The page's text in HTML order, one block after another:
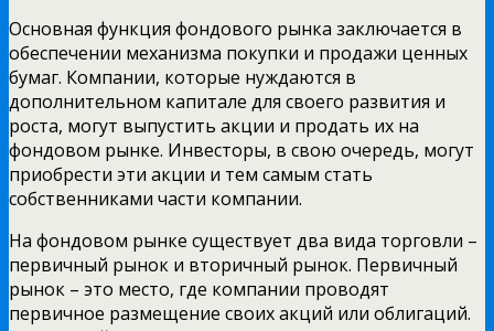
Основная функция фондового рынка заключается в
обеспечении механизма покупки и продажи ценных
бумаг. Компании, которые нуждаются в
дополнительном капитале для своего развития и
роста, могут выпустить акции и продать их на
фондовом рынке. Инвесторы, в свою очередь, могут
приобрести эти акции и тем самым стать
собственниками части компании.
На фондовом рынке существует два вида торговли –
первичный рынок и вторичный рынок. Первичный
рынок – это место, где компании проводят
первичное размещение своих акций или облигаций.